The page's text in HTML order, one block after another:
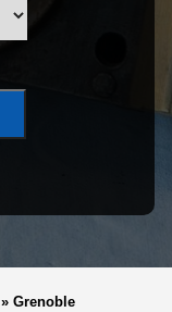
» Grenoble